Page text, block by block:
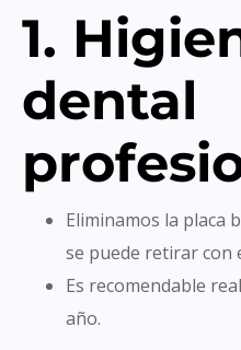
1.
dental
Eliminamos la placa
se puede retirar con
Es recomendable
año.